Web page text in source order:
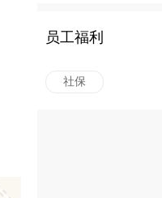
员工福利
社保